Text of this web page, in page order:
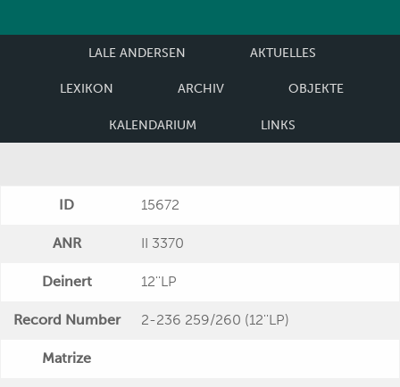
LALE ANDERSEN AKTUELLES
LEXIKON ARCHIV OBJEKTE
KALENDARIUM LINKS
ID 15672
ANR II 3370
Deinert 12''LP
Record Number 2-236 259/260 (12''LP)
Matrize